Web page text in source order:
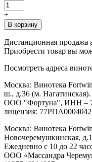
+
В корзину
Дистанционная продажа
Приобрести товар вы
Посмотреть адреса
Москва: Винотека
ш., д.36 (м.
ООО "Фортуна", ИНН –
лицензия:
Москва: Винотека
Новочеремушкинская,
Ежедневно с 10 до 22
ООО «Массандра